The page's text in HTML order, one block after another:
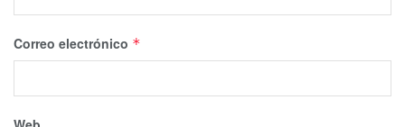
Correo electrónico *